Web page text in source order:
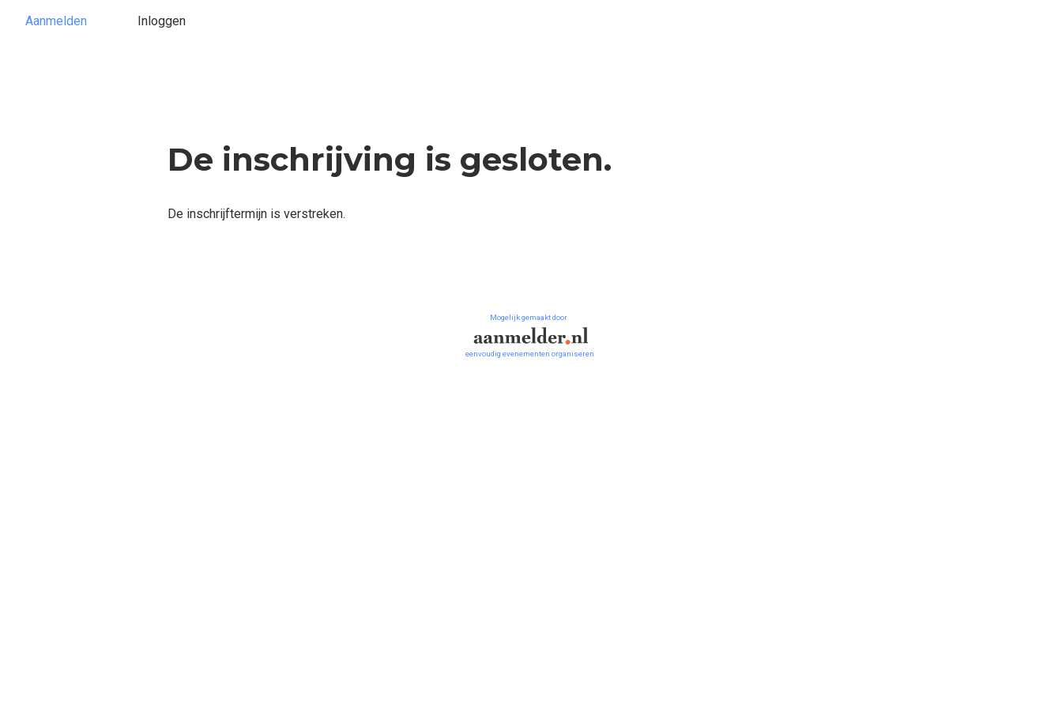
Aanmelden Inloggen
De inschrijving is gesloten.
De inschrijftermijn is verstreken.
Mogelijk gemaakt door
eenvoudig evenementen organiseren